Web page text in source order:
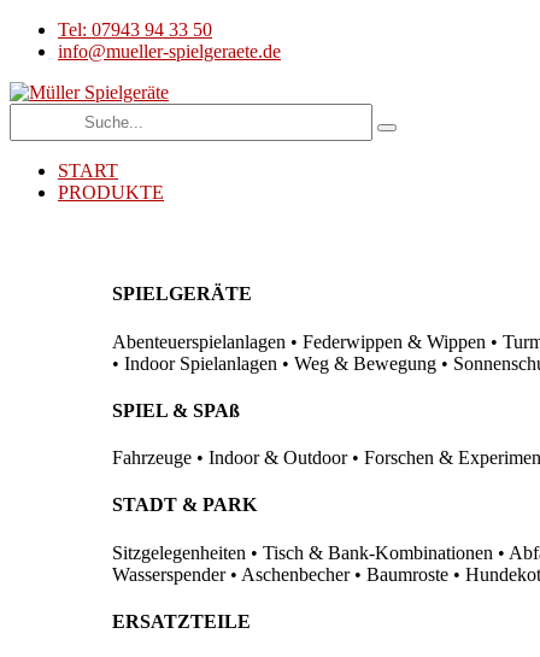
Tel: 07943 94 33 50
info@mueller-spielgeraete.de
START
PRODUKTE
SPIELGERÄTE
Abenteuerspielanlagen • Federwippen & Wippen •
• Indoor Spielanlagen • Weg & Bewegung •
SPIEL & SPAß
Fahrzeuge • Indoor & Outdoor • Forschen &
STADT & PARK
Sitzgelegenheiten • Tisch & Bank-Kombinationen •
Wasserspender • Aschenbecher • Baumroste •
ERSATZTEILE